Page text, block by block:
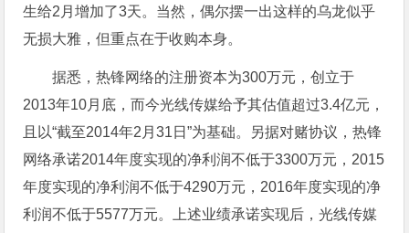
生给2月增加了3天。当然，偶尔摆一出这样的乌龙似乎
无损大雅，但重点在于收购本身。
据悉，热锋网络的注册资本为300万元，创立于
2013年10月底，而今光线传媒给予其估值超过3.4亿元，
且以“截至2014年2月31日”为基础。另据对赌协议，热锋
网络承诺2014年度实现的净利润不低于3300万元，2015
年度实现的净利润不低于4290万元，2016年度实现的净
利润不低于5577万元。上述业绩承诺实现后，光线传媒